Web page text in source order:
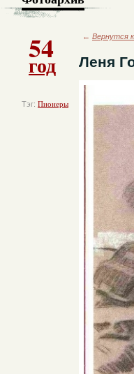
54
год
Тэг: Пионеры
← Вернутся
Леня